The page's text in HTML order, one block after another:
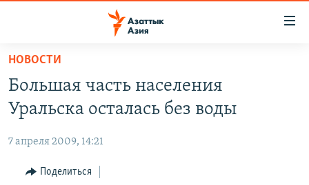
Вернуться
основному
содержанию
Вернутся
навигации
УЗБЕКИСТАН
ТАДЖИКИСТАН
ВОЙНА В УКРАИНЕ
НА ДРУГИХ ЯЗЫКАХ
ҚАЗАҚША
НОВОСТИ
Большая часть населения
Уральска осталась без воды
7 апреля 2009, 14:21
Поделиться